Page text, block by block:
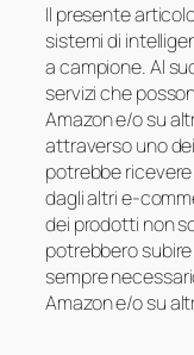
Il presente
sistemi di
a campione. Al
servizi che
Amazon e/o su
attraverso uno
potrebbe
dagli altri e-
dei prodotti non
potrebbero
sempre
Amazon e/o su